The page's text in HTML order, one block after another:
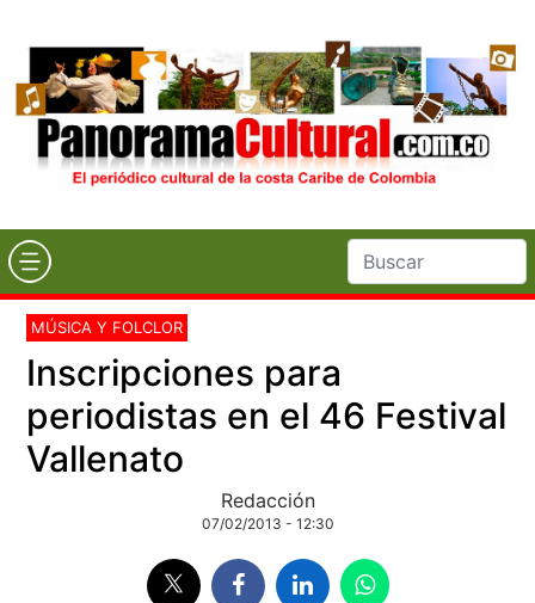
MÚSICA Y FOLCLOR
Inscripciones para
periodistas en el 46 Festival
Vallenato
Redacción
07/02/2013 - 12:30